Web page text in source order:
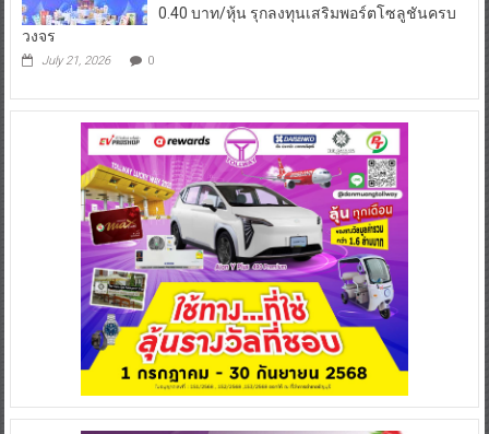
0.40 บาท/หุ้น รุกลงทุนเสริมพอร์ตโซลูชันครบ
วงจร
July 21, 2026 0